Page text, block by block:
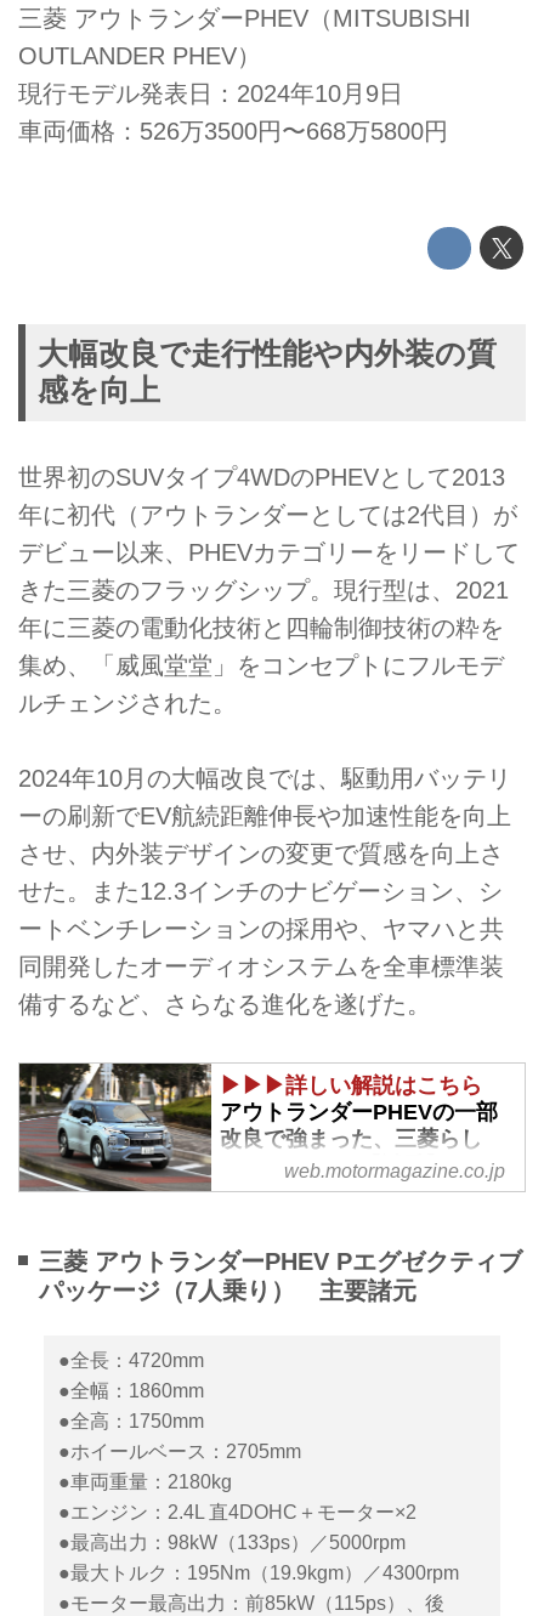
三菱 アウトランダーPHEV（MITSUBISHI
OUTLANDER PHEV）
現行モデル発表日：2024年10月9日
車両価格：526万3500円〜668万5800円
大幅改良で走行性能や内外装の質
感を向上
世界初のSUVタイプ4WDのPHEVとして2013
年に初代（アウトランダーとしては2代目）が
デビュー以来、PHEVカテゴリーをリードして
きた三菱のフラッグシップ。現行型は、2021
年に三菱の電動化技術と四輪制御技術の粋を
集め、「威風堂堂」をコンセプトにフルモデ
ルチェンジされた。
2024年10月の大幅改良では、駆動用バッテリ
ーの刷新でEV航続距離伸長や加速性能を向上
させ、内外装デザインの変更で質感を向上さ
せた。また12.3インチのナビゲーション、シ
ートベンチレーションの採用や、ヤマハと共
同開発したオーディオシステムを全車標準装
備するなど、さらなる進化を遂げた。
▶▶▶詳しい解説はこちら
アウトランダーPHEVの一部
改良で強まった、三菱らし
さ、RVらしさ【試乗】 - Web
モーターマガジン
2024年10月に大幅改良を受けて
販売が開始された、この最新モデ
アウトランダーPHEV、一部改良
のトピックは「中身の刷新」
スポーツ・ユーティリティ・ヴィ
ークル。フロア下に駆動用バッテ
リーを搭載する電動化モデルの人
気、視線の高さによる運転のしや
web.motormagazine.co.jp
三菱 アウトランダーPHEV Pエグゼクティブ
パッケージ（7人乗り） 主要諸元
●全長：4720mm
●全幅：1860mm
●全高：1750mm
●ホイールベース：2705mm
●車両重量：2180kg
●エンジン：2.4L 直4DOHC＋モーター×2
●最高出力：98kW（133ps）／5000rpm
●最大トルク：195Nm（19.9kgm）／4300rpm
●モーター最高出力：前85kW（115ps）、後